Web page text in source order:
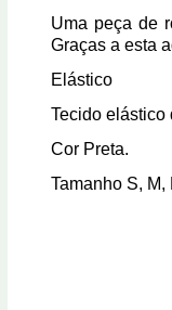
Uma peça de
Graças a esta
Elástico
Tecido elástico
Cor Preta.
Tamanho S, M,